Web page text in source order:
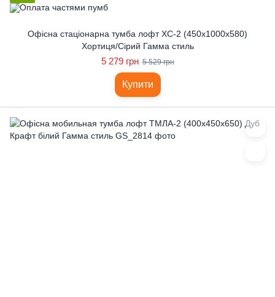
Офісна стаціонарна тумба лофт ХС-2 (450x1000x580)
Хортиця/Сірий Гамма стиль
5 279 грн 5 529 грн
Купити